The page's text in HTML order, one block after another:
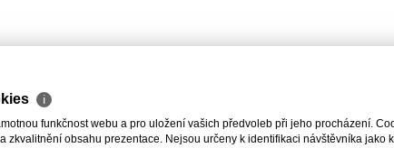
ℹ
funkčnost webu a pro uložení vašich předvoleb při jeho procházení.
zkvalitnění obsahu prezentace. Nejsou určeny k identifikaci návštěvníka jako